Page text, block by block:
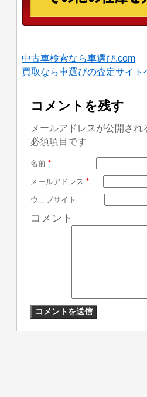
中古車検索なら車選び.com
買取なら車選びの査定サイト
コメントを残す
メールアドレスが公開さ
必須項目です
名前 *
メールアドレス *
ウェブサイト
コメント